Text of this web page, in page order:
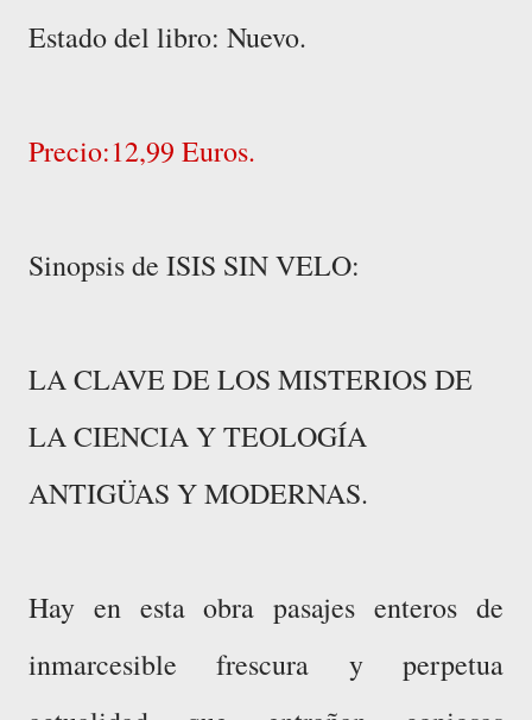
Estado del libro: Nuevo.
Precio:12,99 Euros.
Sinopsis de ISIS SIN VELO:
LA CLAVE DE LOS MISTERIOS DE
LA CIENCIA Y TEOLOGÍA
ANTIGÜAS Y MODERNAS.
Hay en esta obra pasajes enteros de
inmarcesible frescura y perpetua